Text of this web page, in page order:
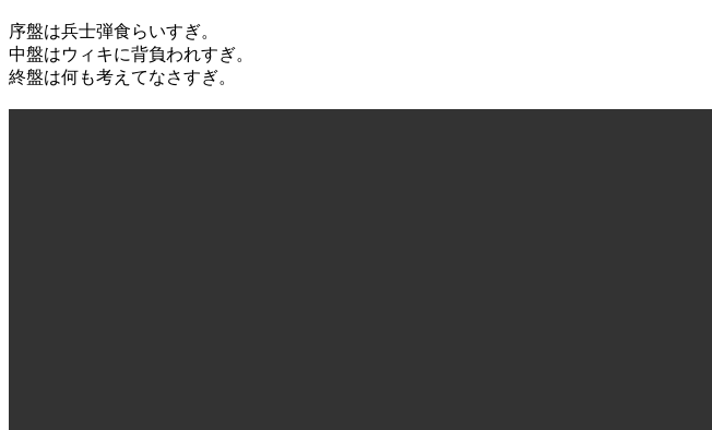
序盤は兵士弾食らいすぎ。
中盤はウィキに背負われすぎ。
終盤は何も考えてなさすぎ。